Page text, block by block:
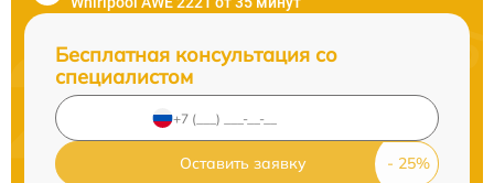
Бесплатная консультация со
специалистом
Оставить заявку